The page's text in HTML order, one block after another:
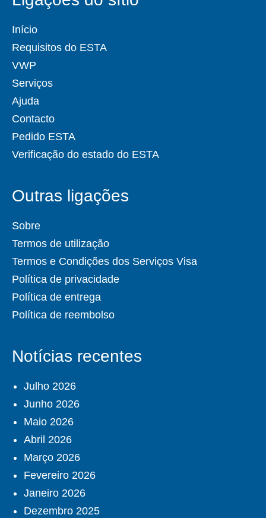
Início
Requisitos do ESTA
VWP
Serviços
Ajuda
Contacto
Pedido ESTA
Verificação do estado do ESTA
Outras ligações
Sobre
Termos de utilização
Termos e Condições dos Serviços Visa
Política de privacidade
Política de entrega
Política de reembolso
Notícias recentes
Julho 2026
Junho 2026
Maio 2026
Abril 2026
Março 2026
Fevereiro 2026
Janeiro 2026
Dezembro 2025